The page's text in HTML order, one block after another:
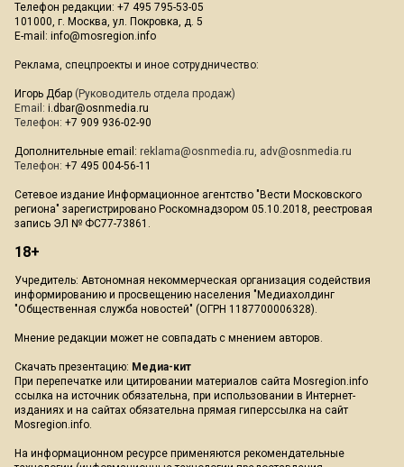
Телефон редакции: +7 495 795-53-05
101000, г. Москва, ул. Покровка, д. 5
E-mail: info@mosregion.info
Реклама, спецпроекты и иное сотрудничество:
Игорь Дбар (Руководитель отдела продаж)
Email: i.dbar@osnmedia.ru
Телефон: +7 909 936-02-90
Дополнительные email: reklama@osnmedia.ru, adv@osnmedia.ru
Телефон: +7 495 004-56-11
Сетевое издание Информационное агентство "Вести Московского
региона" зарегистрировано Роскомнадзором 05.10.2018, реестровая
запись ЭЛ № ФС77-73861.
18+
Учредитель: Автономная некоммерческая организация содействия
информированию и просвещению населения "Медиахолдинг
"Общественная служба новостей" (ОГРН 1187700006328).
Мнение редакции может не совпадать с мнением авторов.
Скачать презентацию: Медиа-кит
При перепечатке или цитировании материалов сайта Mosregion.info
ссылка на источник обязательна, при использовании в Интернет-
изданиях и на сайтах обязательна прямая гиперссылка на сайт
Mosregion.info.
На информационном ресурсе применяются рекомендательные